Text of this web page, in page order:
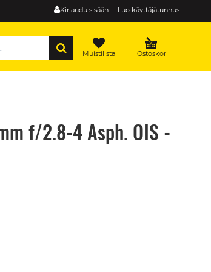
Kirjaudu sisään Luo käyttäjätunnus
Ostoskori
Muistilista
f/2.8-4 Asph. OIS -